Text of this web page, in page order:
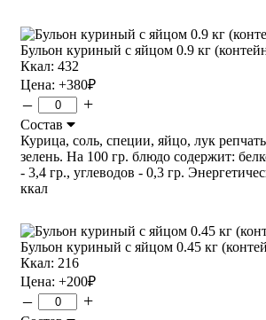
Бульон куриный с яйцом 0.9 кг
Ккал: 432
Цена: +380₽
– +
Состав
Курица, соль, специи, яйцо, лук
зелень. На 100 гр. блюдо содержит:
- 3,4 гр., углеводов - 0,3 гр.
ккал
Бульон куриный с яйцом 0.45 кг
Ккал: 216
Цена: +200₽
– +